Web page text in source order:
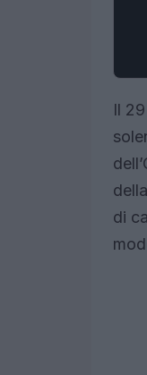
Il
di